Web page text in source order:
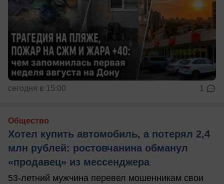
сегодня в 15:00 1
Общество
Хотел купить автомобиль, а потерял 2,4
млн рублей: ростовчанина обманул
«продавец» из мессенджера
53-летний мужчина перевел мошенникам свои